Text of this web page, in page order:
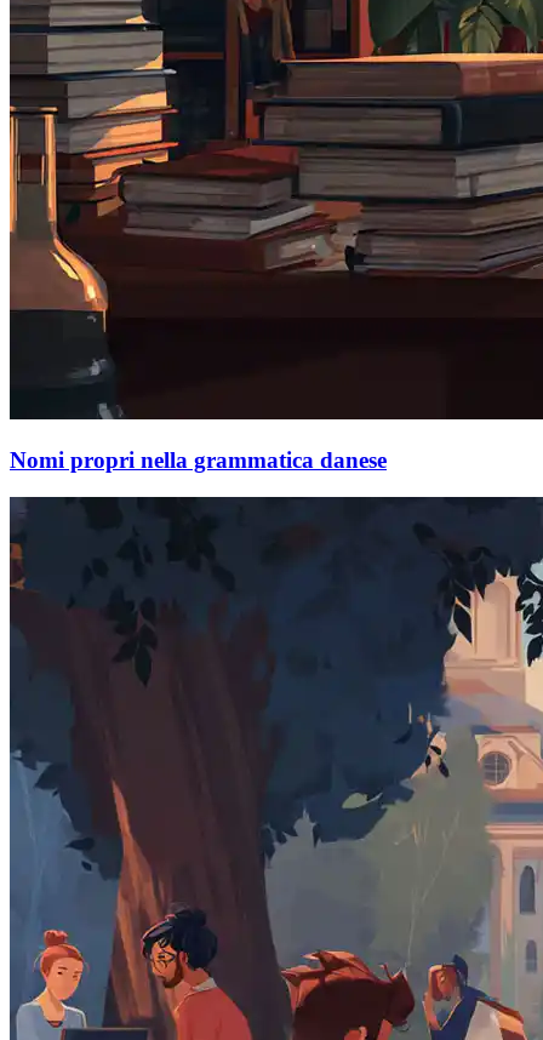
Nomi propri nella grammatica danese